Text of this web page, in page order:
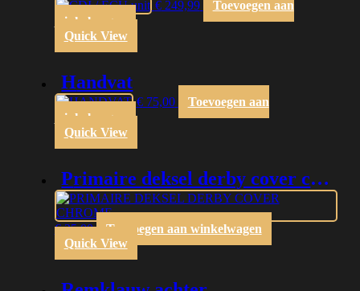
€249,99
Toevoegen aan
winkelwagen
Quick View
handvat
€75,00
Toevoegen aan
winkelwagen
Quick View
primaire deksel derby cover chrome
€25,00
Toevoegen aan winkelwagen
Quick View